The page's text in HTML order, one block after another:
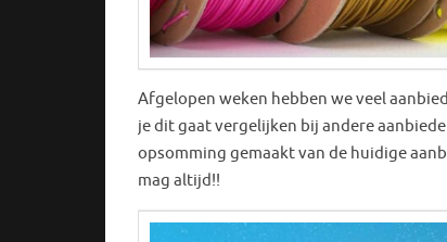
Afgelopen weken hebben we veel
je dit gaat vergelijken bij andere
opsomming gemaakt van de huidige
mag altijd!!